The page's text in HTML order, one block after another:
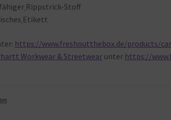
Rippstrick-Stoff
Etikett
https://www.freshoutthebox.de/products/
Workwear & Streetwear unter https://